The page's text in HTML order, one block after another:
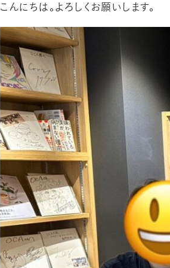
こんにちは。よろしくお願いします。